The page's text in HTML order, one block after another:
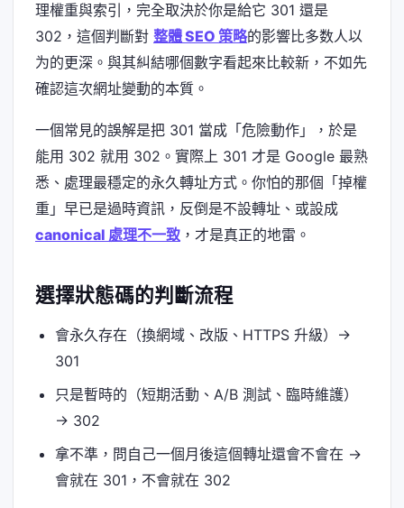
理權重與索引，完全取決於你是給它 301 還是
302，這個判斷對 整體 SEO 策略的影響比多数人以
为的更深。與其糾結哪個數字看起來比較新，不如先
確認這次網址變動的本質。
一個常見的誤解是把 301 當成「危險動作」，於是
能用 302 就用 302。實際上 301 才是 Google 最熟
悉、處理最穩定的永久轉址方式。你怕的那個「掉權
重」早已是過時資訊，反倒是不設轉址、或設成
canonical 處理不一致 ，才是真正的地雷。
選擇狀態碼的判斷流程
會永久存在（換網域、改版、HTTPS 升級）→
301
只是暫時的（短期活動、A/B 測試、臨時維護）
→ 302
拿不準，問自己一個月後這個轉址還會不會在 →
會就在 301，不會就在 302